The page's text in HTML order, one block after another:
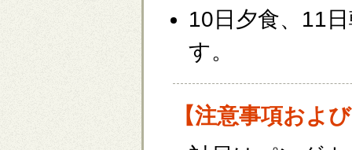
10日夕食、11
す。
【注意事項およ